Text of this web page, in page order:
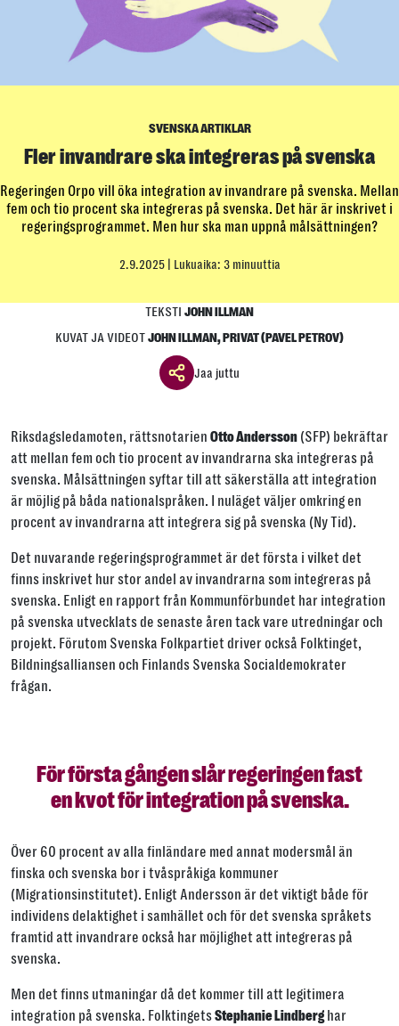
SVENSKA ARTIKLAR
Fler invandrare ska integreras på svenska
Regeringen Orpo vill öka integration av invandrare på svenska. Mellan
fem och tio procent ska integreras på svenska. Det här är inskrivet i
regeringsprogrammet. Men hur ska man uppnå målsättningen?
2.9.2025 | Lukuaika: 3 minuuttia
TEKSTI JOHN ILLMAN
KUVAT JA VIDEOTJOHN ILLMAN, PRIVAT (PAVEL PETROV)
Jaa juttu
Jaa tämä linkki seuraavilla tavoilla
Kopioi
Riksdagsledamoten, rättsnotarien Otto Andersson (SFP) bekräftar
att mellan fem och tio procent av invandrarna ska integreras på
svenska. Målsättningen syftar till att säkerställa att integration
är möjlig på båda nationalspråken. I nuläget väljer omkring en
procent av invandrarna att integrera sig på svenska (Ny Tid).
Det nuvarande regeringsprogrammet är det första i vilket det
finns inskrivet hur stor andel av invandrarna som integreras på
svenska. Enligt en rapport från Kommunförbundet har integration
på svenska utvecklats de senaste åren tack vare utredningar och
projekt. Förutom Svenska Folkpartiet driver också Folktinget,
Bildningsalliansen och Finlands Svenska Socialdemokrater
frågan.
För första gången slår regeringen fast
en kvot för integration på svenska.
Över 60 procent av alla finländare med annat modersmål än
finska och svenska bor i tvåspråkiga kommuner
(Migrationsinstitutet). Enligt Andersson är det viktigt både för
individens delaktighet i samhället och för det svenska språkets
framtid att invandrare också har möjlighet att integreras på
svenska.
Men det finns utmaningar då det kommer till att legitimera
integration på svenska. FolktingetsStephanie Lindberghar